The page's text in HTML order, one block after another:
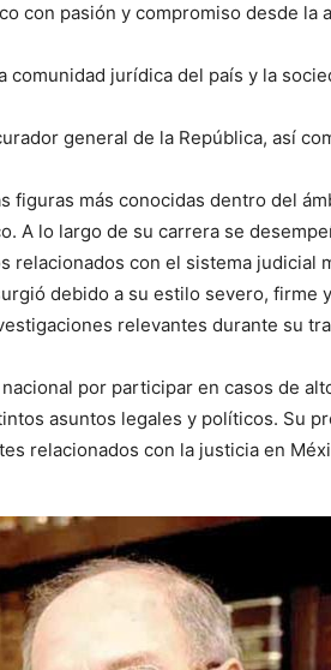
con pasión y compromiso desde la
comunidad jurídica del país y la
general de la República, así
figuras más conocidas dentro del
A lo largo de su carrera se
relacionados con el sistema judicial
debido a su estilo severo, firme
relevantes durante su
por participar en casos de
asuntos legales y políticos. Su
relacionados con la justicia en